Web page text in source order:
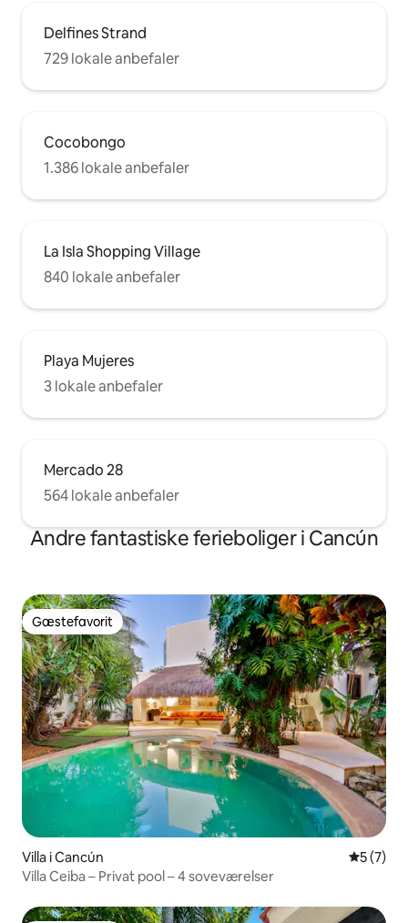
Delfines Strand
729 lokale anbefaler
Cocobongo
1.386 lokale anbefaler
La Isla Shopping Village
840 lokale anbefaler
Playa Mujeres
3 lokale anbefaler
Mercado 28
564 lokale anbefaler
Andre fantastiske ferieboliger i Cancún
Gæstefavorit
Gæstefavorit
Villa i Cancún 5 ud af 5
5 (7)
Villa Ceiba – Privat pool – 4 soveværelser